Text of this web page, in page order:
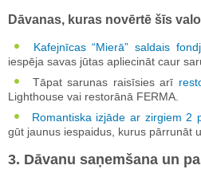
Dāvanas, kuras novērtē šīs
Kafejnīcas “Mierā” saldais
iespēja savas jūtas apliecināt caur
Tāpat sarunas raisīsies arī
Lighthouse vai restorānā FERMA.
Romantiska izjāde ar zirgiem 2
gūt jaunus iespaidus, kurus pārrunāt
3. Dāvanu saņemšana un